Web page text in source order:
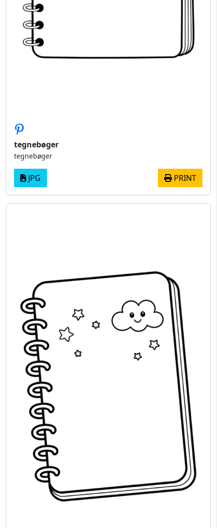
tegnebøger
tegnebøger
JPG PRINT